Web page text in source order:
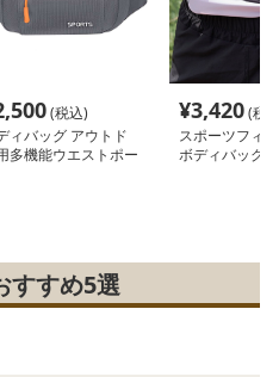
(税込)
ィバッグ アウトド
多機能ウエストポー
¥3,420(税
スポーツフィ
ボディバッグ
すすめ5選